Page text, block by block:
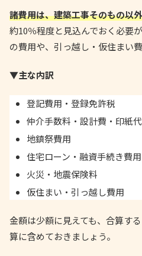
諸費用は、建築工事そのもの以
約10％程度と見込んでおく必要
の費用や、引っ越し・仮住まい
▼主な内訳
登記費用・登録免許税
仲介手数料・設計費・印紙代
地鎮祭費用
住宅ローン・融資手続き費用
火災・地震保険料
仮住まい・引っ越し費用
金額は少額に見えても、合算す
算に含めておきましょう。